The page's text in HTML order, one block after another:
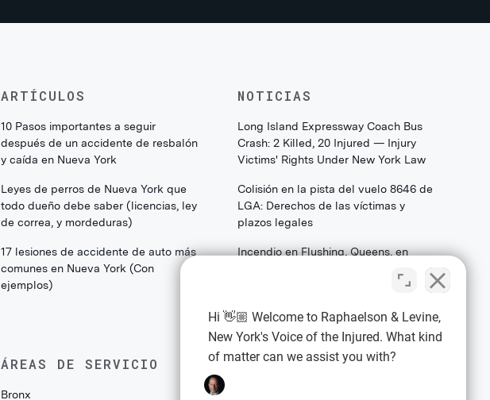
ARTÍCULOS
10 Pasos importantes a seguir
después de un accidente de resbalón
y caída en Nueva York
Leyes de perros de Nueva York que
todo dueño debe saber (licencias, ley
de correa, y mordeduras)
17 lesiones de accidente de auto más
comunes en Nueva York (Con
ejemplos)
NOTICIAS
Long Island Expressway Coach Bus
Crash: 2 Killed, 20 Injured — Injury
Victims' Rights Under New York Law
Colisión en la pista del vuelo 8646 de
LGA: Derechos de las víctimas y
plazos legales
Incendio en Flushing, Queens, en
familias y los sobrevivientes deben
ÁREAS DE SERVICIO
Bronx
EXPLORE
Hi 👋🏼 Welcome to Raphaelson & Levine,
New York's Voice of the Injured. What kind
of matter can we assist you with?